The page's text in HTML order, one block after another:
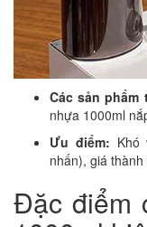
Các sản phẩm
nhựa 1000ml
Ưu điểm:
nhấn), giá
Đặc điểm